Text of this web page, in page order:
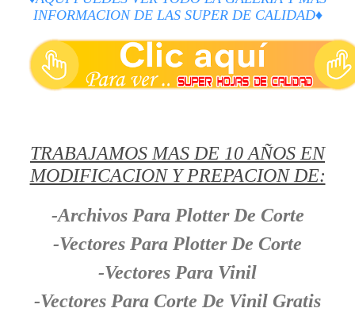
INFORMACION DE LAS SUPER DE CALIDAD♦
TRABAJAMOS MAS DE 10 AÑOS EN
MODIFICACION Y PREPACION DE:
-Archivos Para Plotter De Corte
-Vectores Para Plotter De Corte
-Vectores Para Vinil
-Vectores Para Corte De Vinil Gratis